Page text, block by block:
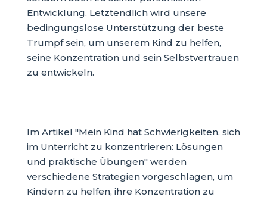
Entwicklung. Letztendlich wird unsere
bedingungslose Unterstützung der beste
Trumpf sein, um unserem Kind zu helfen,
seine Konzentration und sein Selbstvertrauen
zu entwickeln.
Im Artikel "Mein Kind hat Schwierigkeiten, sich
im Unterricht zu konzentrieren: Lösungen
und praktische Übungen" werden
verschiedene Strategien vorgeschlagen, um
Kindern zu helfen, ihre Konzentration zu